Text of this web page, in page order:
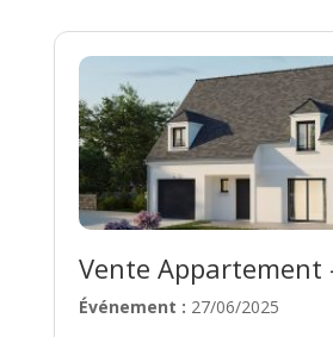
Vente Appartement
Événement : 27/06/2025